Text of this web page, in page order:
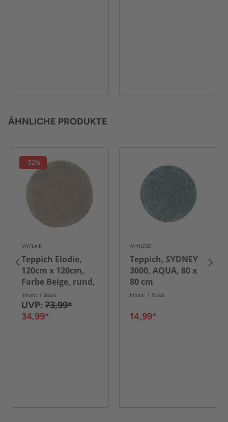
ÄHNLICHE PRODUKTE
-52%
MYFLAIR
Teppich Elodie,
120cm x 120cm,
Farbe Beige, rund,
Florhöhe 37mm
Inhalt: 1 Stück
UVP: 73,99*
34,99*
AYYILDIZ
Teppich, SYDNEY
3000, AQUA, 80 x
80 cm
Inhalt: 1 Stück
14,99*